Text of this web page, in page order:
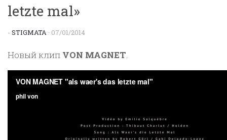
letzte mal»
- STIGMATA · 07/01/2014
Новый клип VON MAGNET.